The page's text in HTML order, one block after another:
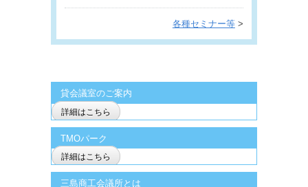
各種セミナー等>
貸会議室のご案内
詳細はこちら
TMOパーク
詳細はこちら
三島商工会議所とは